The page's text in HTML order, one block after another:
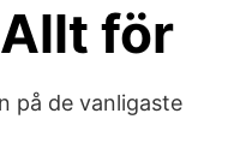
för
på de vanligaste